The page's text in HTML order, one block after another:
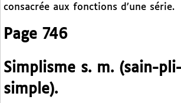
consacrée aux fonctions d’une série.
Page 746
Simplisme s. m. (sain-
simple).